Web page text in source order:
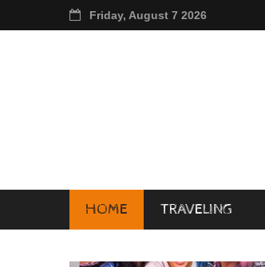
Friday, August 7 2026
HOME TRAVELING